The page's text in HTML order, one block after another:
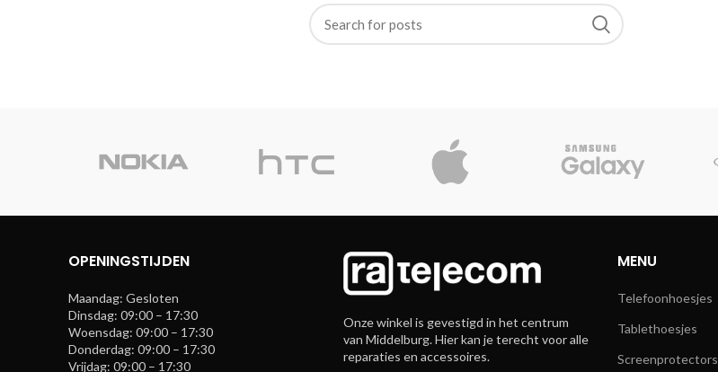
OPENINGSTIJDEN
Maandag: Gesloten
Dinsdag: 09:00 – 17:30
Woensdag: 09:00 – 17:30
Donderdag: 09:00 – 17:30
Vrijdag: 09:00 – 17:30
Onze winkel is gevestigd in het centrum
van Middelburg. Hier kan je terecht voor alle
reparaties en accessoires.
MENU
Telefoonhoesjes
Tablethoesjes
Screenprotectors